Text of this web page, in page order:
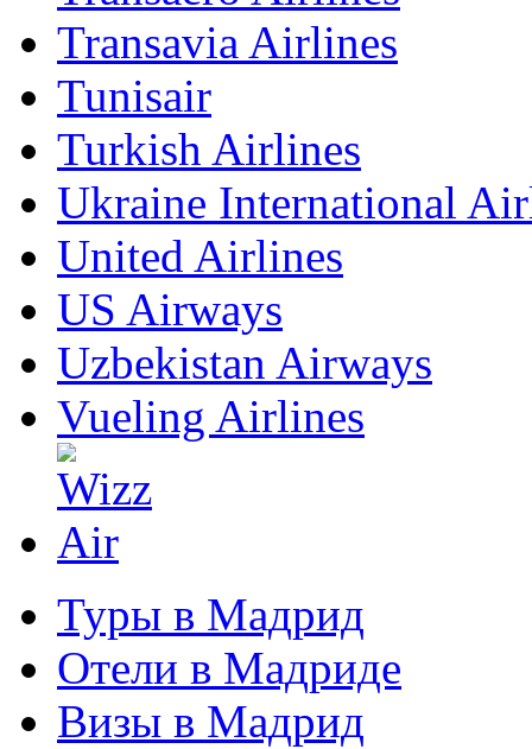
Transavia Airlines
Tunisair
Turkish Airlines
Ukraine International
United Airlines
US Airways
Uzbekistan Airways
Vueling Airlines
Туры в Мадрид
Отели в Мадриде
Визы в Мадрид